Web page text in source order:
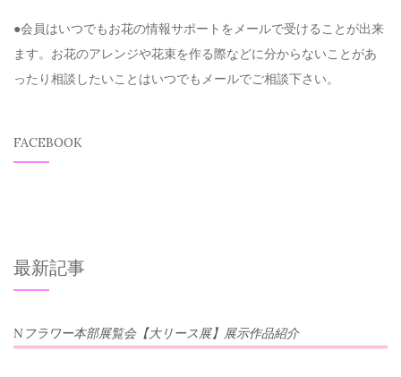
●会員はいつでもお花の情報サポートをメールで受けることが出来
ます。お花のアレンジや花束を作る際などに分からないことがあ
ったり相談したいことはいつでもメールでご相談下さい。
FACEBOOK
最新記事
Nフラワー本部展覧会【大リース展】展示作品紹介